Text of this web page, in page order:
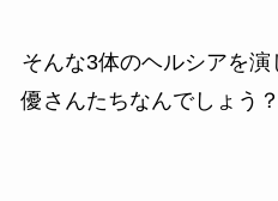
そんな3体のヘルシアを
優さんたちなんでしょう？